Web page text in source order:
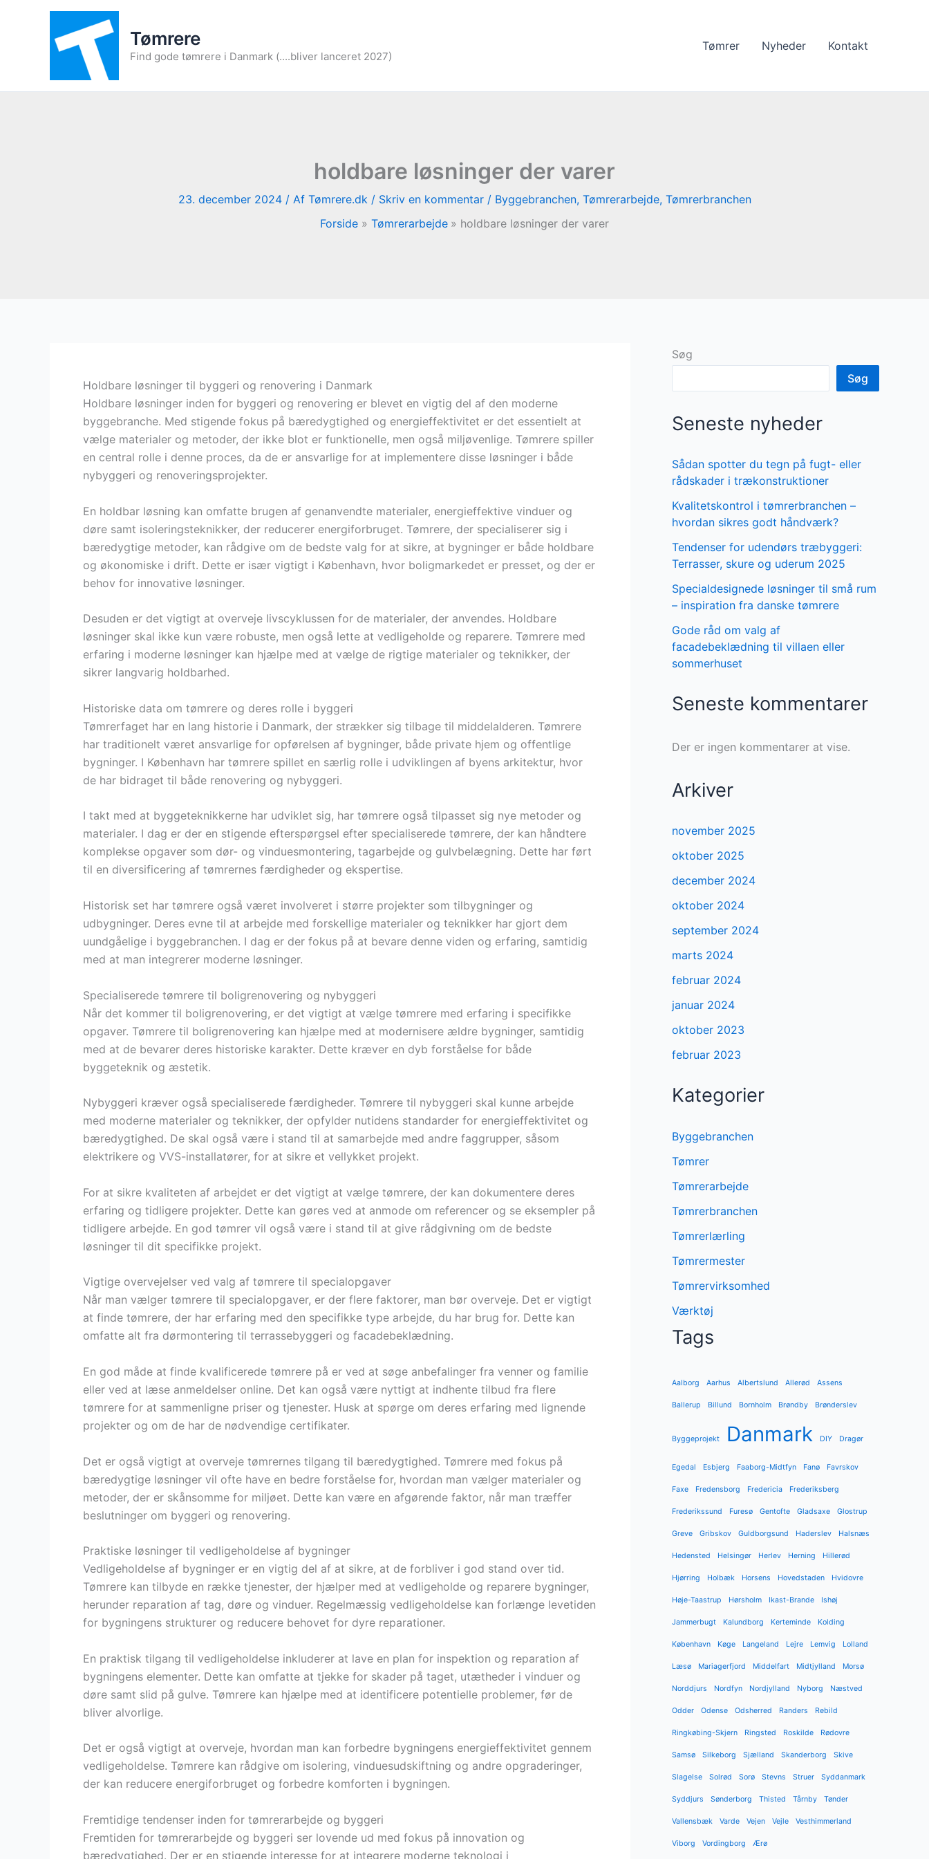
Tømrere
Find gode tømrere i Danmark (....bliver lanceret 2027)
Tømrer Nyheder Kontakt
holdbare løsninger der varer
23. december 2024 / Af Tømrere.dk / Skriv en kommentar / Byggebranchen, Tømrerarbejde, Tømrerbranchen
Forside
Tømrerarbejde holdbare løsninger der varer
Holdbare løsninger til byggeri og renovering i Danmark
Holdbare løsninger inden for byggeri og renovering er blevet en vigtig del af den moderne
byggebranche. Med stigende fokus på bæredygtighed og energieffektivitet er det essentielt at
vælge materialer og metoder, der ikke blot er funktionelle, men også miljøvenlige. Tømrere spiller
en central rolle i denne proces, da de er ansvarlige for at implementere disse løsninger i både
nybyggeri og renoveringsprojekter.
En holdbar løsning kan omfatte brugen af genanvendte materialer, energieffektive vinduer og
døre samt isoleringsteknikker, der reducerer energiforbruget. Tømrere, der specialiserer sig i
bæredygtige metoder, kan rådgive om de bedste valg for at sikre, at bygninger er både holdbare
og økonomiske i drift. Dette er især vigtigt i København, hvor boligmarkedet er presset, og der er
behov for innovative løsninger.
Desuden er det vigtigt at overveje livscyklussen for de materialer, der anvendes. Holdbare
løsninger skal ikke kun være robuste, men også lette at vedligeholde og reparere. Tømrere med
erfaring i moderne løsninger kan hjælpe med at vælge de rigtige materialer og teknikker, der
sikrer langvarig holdbarhed.
Historiske data om tømrere og deres rolle i byggeri
Tømrerfaget har en lang historie i Danmark, der strækker sig tilbage til middelalderen. Tømrere
har traditionelt været ansvarlige for opførelsen af bygninger, både private hjem og offentlige
bygninger. I København har tømrere spillet en særlig rolle i udviklingen af byens arkitektur, hvor
de har bidraget til både renovering og nybyggeri.
I takt med at byggeteknikkerne har udviklet sig, har tømrere også tilpasset sig nye metoder og
materialer. I dag er der en stigende efterspørgsel efter specialiserede tømrere, der kan håndtere
komplekse opgaver som dør- og vinduesmontering, tagarbejde og gulvbelægning. Dette har ført
til en diversificering af tømrernes færdigheder og ekspertise.
Historisk set har tømrere også været involveret i større projekter som tilbygninger og
udbygninger. Deres evne til at arbejde med forskellige materialer og teknikker har gjort dem
uundgåelige i byggebranchen. I dag er der fokus på at bevare denne viden og erfaring, samtidig
med at man integrerer moderne løsninger.
Specialiserede tømrere til boligrenovering og nybyggeri
Når det kommer til boligrenovering, er det vigtigt at vælge tømrere med erfaring i specifikke
opgaver. Tømrere til boligrenovering kan hjælpe med at modernisere ældre bygninger, samtidig
med at de bevarer deres historiske karakter. Dette kræver en dyb forståelse for både
byggeteknik og æstetik.
Nybyggeri kræver også specialiserede færdigheder. Tømrere til nybyggeri skal kunne arbejde
med moderne materialer og teknikker, der opfylder nutidens standarder for energieffektivitet og
bæredygtighed. De skal også være i stand til at samarbejde med andre faggrupper, såsom
elektrikere og VVS-installatører, for at sikre et vellykket projekt.
For at sikre kvaliteten af arbejdet er det vigtigt at vælge tømrere, der kan dokumentere deres
erfaring og tidligere projekter. Dette kan gøres ved at anmode om referencer og se eksempler på
tidligere arbejde. En god tømrer vil også være i stand til at give rådgivning om de bedste
løsninger til dit specifikke projekt.
Vigtige overvejelser ved valg af tømrere til specialopgaver
Når man vælger tømrere til specialopgaver, er der flere faktorer, man bør overveje. Det er vigtigt
at finde tømrere, der har erfaring med den specifikke type arbejde, du har brug for. Dette kan
omfatte alt fra dørmontering til terrassebyggeri og facadebeklædning.
En god måde at finde kvalificerede tømrere på er ved at søge anbefalinger fra venner og familie
eller ved at læse anmeldelser online. Det kan også være nyttigt at indhente tilbud fra flere
tømrere for at sammenligne priser og tjenester. Husk at spørge om deres erfaring med lignende
projekter og om de har de nødvendige certifikater.
Det er også vigtigt at overveje tømrernes tilgang til bæredygtighed. Tømrere med fokus på
bæredygtige løsninger vil ofte have en bedre forståelse for, hvordan man vælger materialer og
metoder, der er skånsomme for miljøet. Dette kan være en afgørende faktor, når man træffer
beslutninger om byggeri og renovering.
Praktiske løsninger til vedligeholdelse af bygninger
Vedligeholdelse af bygninger er en vigtig del af at sikre, at de forbliver i god stand over tid.
Tømrere kan tilbyde en række tjenester, der hjælper med at vedligeholde og reparere bygninger,
herunder reparation af tag, døre og vinduer. Regelmæssig vedligeholdelse kan forlænge levetiden
for bygningens strukturer og reducere behovet for dyre reparationer.
En praktisk tilgang til vedligeholdelse inkluderer at lave en plan for inspektion og reparation af
bygningens elementer. Dette kan omfatte at tjekke for skader på taget, utætheder i vinduer og
døre samt slid på gulve. Tømrere kan hjælpe med at identificere potentielle problemer, før de
bliver alvorlige.
Det er også vigtigt at overveje, hvordan man kan forbedre bygningens energieffektivitet gennem
vedligeholdelse. Tømrere kan rådgive om isolering, vinduesudskiftning og andre opgraderinger,
der kan reducere energiforbruget og forbedre komforten i bygningen.
Fremtidige tendenser inden for tømrerarbejde og byggeri
Fremtiden for tømrerarbejde og byggeri ser lovende ud med fokus på innovation og
bæredygtighed. Der er en stigende interesse for at integrere moderne teknologi i
Søg
Søg
Seneste nyheder
Sådan spotter du tegn på fugt- eller
rådskader i trækonstruktioner
Kvalitetskontrol i tømrerbranchen –
hvordan sikres godt håndværk?
Tendenser for udendørs træbyggeri:
Terrasser, skure og uderum 2025
Specialdesignede løsninger til små rum
– inspiration fra danske tømrere
Gode råd om valg af
facadebeklædning til villaen eller
sommerhuset
Seneste kommentarer
Der er ingen kommentarer at vise.
Arkiver
november 2025
oktober 2025
december 2024
oktober 2024
september 2024
marts 2024
februar 2024
januar 2024
oktober 2023
februar 2023
Kategorier
Byggebranchen
Tømrer
Tømrerarbejde
Tømrerbranchen
Tømrerlærling
Tømrermester
Tømrervirksomhed
Værktøj
Tags
Aalborg Aarhus Albertslund Allerød Assens
Ballerup Billund Bornholm Brøndby Brønderslev
Byggeprojekt Danmark DIY Dragør
Egedal Esbjerg Faaborg-Midtfyn Fanø Favrskov
Faxe Fredensborg Fredericia Frederiksberg
Frederikssund Furesø Gentofte Gladsaxe Glostrup
Greve Gribskov Guldborgsund Haderslev Halsnæs
Hedensted Helsingør Herlev Herning Hillerød
Hjørring Holbæk Horsens Hovedstaden Hvidovre
Høje-Taastrup Hørsholm Ikast-Brande Ishøj
Jammerbugt Kalundborg Kerteminde Kolding
København Køge Langeland Lejre Lemvig Lolland
Læsø Mariagerfjord Middelfart Midtjylland Morsø
Norddjurs Nordfyn Nordjylland Nyborg Næstved
Odder Odense Odsherred Randers Rebild
Ringkøbing-Skjern Ringsted Roskilde Rødovre
Samsø Silkeborg Sjælland Skanderborg Skive
Slagelse Solrød Sorø Stevns Struer Syddanmark
Syddjurs Sønderborg Thisted Tårnby Tønder
Vallensbæk Varde Vejen Vejle Vesthimmerland
Viborg Vordingborg Ærø